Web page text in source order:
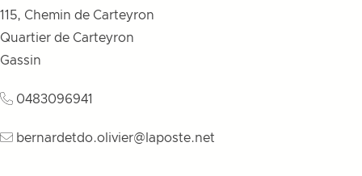
115, Chemin de Carteyron
Quartier de Carteyron
Gassin
0483096941
bernardetdo.olivier@laposte.net